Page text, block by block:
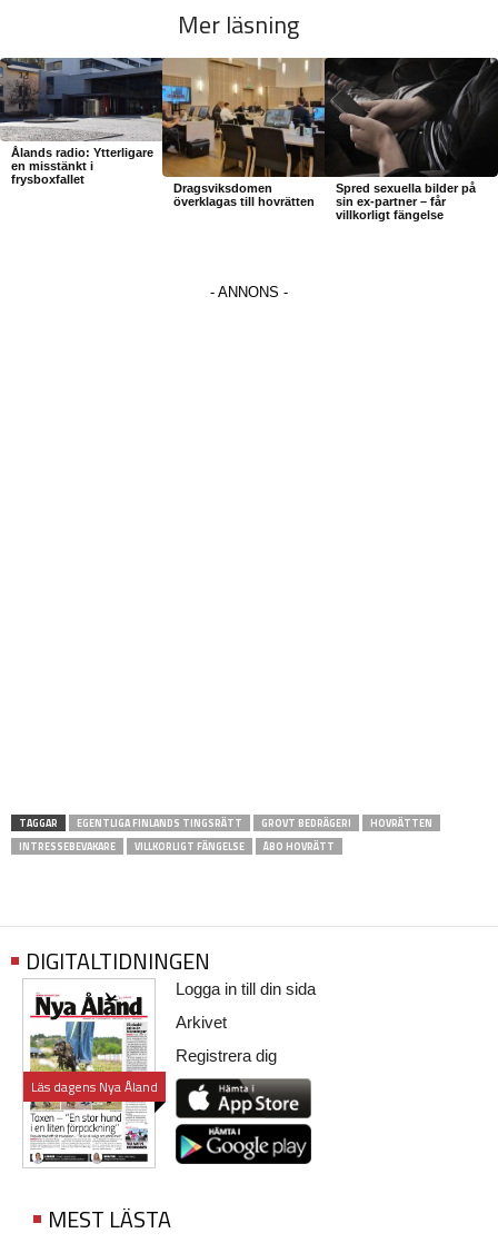
Mer läsning
Ålands radio: Ytterligare
en misstänkt i
frysboxfallet
Dragsviksdomen
överklagas till hovrätten
Spred sexuella bilder på
sin ex-partner – får
villkorligt fängelse
TAGGAR EGENTLIGA FINLANDS TINGSRÄTT GROVT BEDRÄGERI
HOVRÄTTEN
INTRESSEBEVAKARE
VILLKORLIGT FÄNGELSE ÅBO HOVRÄTT
DIGITALTIDNINGEN
Läs dagens Nya Åland
Logga in till din sida
Arkivet
Registrera dig
MEST LÄSTA